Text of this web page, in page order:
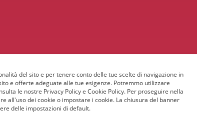
del sito e per tenere conto delle tue scelte di navigazione in
e offerte adeguate alle tue esigenze. Potremmo utilizzare
le nostre Privacy Policy e Cookie Policy. Per proseguire nella
all'uso dei cookie o impostare i cookie. La chiusura del banner
delle impostazioni di default.